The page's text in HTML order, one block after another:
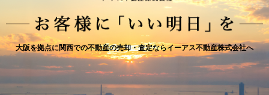
大阪を拠点に関西での不動産の売却・査定ならイーアス不動産株式会社へ